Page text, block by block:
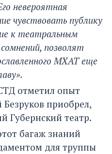
невероятная
чувствовать публику
к театральным
позволят
МХАТ еще
отметил опыт
Безруков приобрел,
Губернский театр.
багаж знаний
для труппы